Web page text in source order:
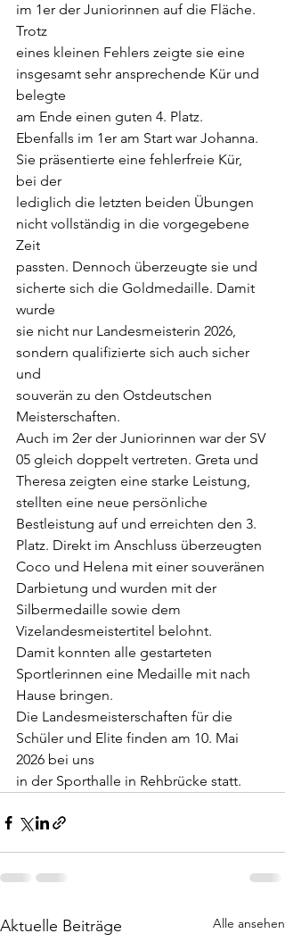
im 1er der Juniorinnen auf die Fläche.
Trotz
eines kleinen Fehlers zeigte sie eine
insgesamt sehr ansprechende Kür und
belegte
am Ende einen guten 4. Platz.
Ebenfalls im 1er am Start war Johanna.
Sie präsentierte eine fehlerfreie Kür,
bei der
lediglich die letzten beiden Übungen
nicht vollständig in die vorgegebene
Zeit
passten. Dennoch überzeugte sie und
sicherte sich die Goldmedaille. Damit
wurde
sie nicht nur Landesmeisterin 2026,
sondern qualifizierte sich auch sicher
und
souverän zu den Ostdeutschen
Meisterschaften.
Auch im 2er der Juniorinnen war der SV
05 gleich doppelt vertreten. Greta und
Theresa zeigten eine starke Leistung,
stellten eine neue persönliche
Bestleistung auf und erreichten den 3.
Platz. Direkt im Anschluss überzeugten
Coco und Helena mit einer souveränen
Darbietung und wurden mit der
Silbermedaille sowie dem
Vizelandesmeistertitel belohnt.
Damit konnten alle gestarteten
Sportlerinnen eine Medaille mit nach
Hause bringen.
Die Landesmeisterschaften für die
Schüler und Elite finden am 10. Mai
2026 bei uns
in der Sporthalle in Rehbrücke statt.
Aktuelle Beiträge Alle ansehen